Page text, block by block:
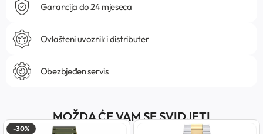
Garancija do 24 mjeseca
Ovlašteni uvoznik i distributer
Obezbjeđen servis
MOŽDA ĆE VAM SE SVIDJETI
-30%